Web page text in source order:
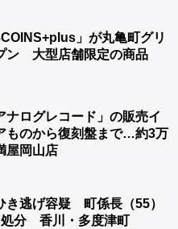
」が丸亀町グリ
ン 大型店舗限定の商品
ナログレコード」の販売イ
のから復刻盤まで…約3万
岡山店
き逃げ容疑 町係長（55）
処分 香川・多度津町